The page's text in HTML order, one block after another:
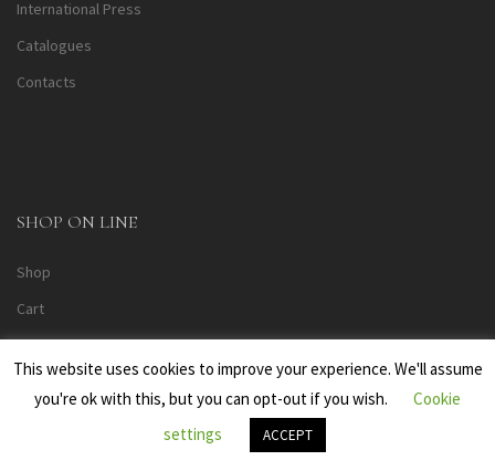
International Press
Catalogues
Contacts
SHOP ON LINE
Shop
Cart
Personal Account
This website uses cookies to improve your experience. We'll assume
you're ok with this, but you can opt-out if you wish.
Cookie
settings
ACCEPT